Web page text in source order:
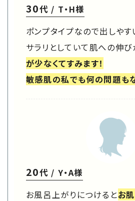
30代 / T・H様
ポンプタイプなので出しやす
サラリとしていて肌への伸び
が少なくてすみます！
敏感肌の私でも何の問題も
20代 / Y・A様
お風呂上がりにつけるとお